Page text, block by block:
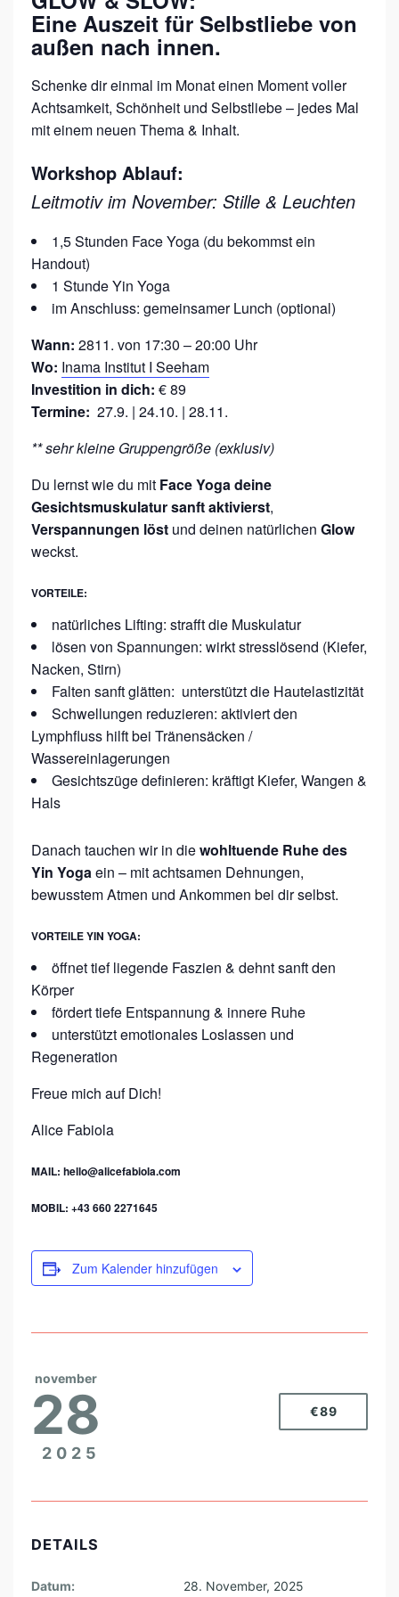
G
A
.
Eine Auszeit für Selbstliebe von
außen nach innen.
Schenke dir einmal im Monat einen Moment voller
Achtsamkeit, Schönheit und Selbstliebe – jedes Mal
mit einem neuen Thema & Inhalt.
Workshop Ablauf:
Leitmotiv im November: Stille & Leuchten
1,5 Stunden Face Yoga (du bekommst ein
Handout)
1 Stunde Yin Yoga
im Anschluss: gemeinsamer Lunch (optional)
Wann: 2811. von 17:30 – 20:00 Uhr
Wo: Inama Institut I Seeham
Investition in dich: € 89
Termine: 27.9. | 24.10. | 28.11.
** sehr kleine Gruppengröße (exklusiv)
Du lernst wie du mit Face Yoga deine
Gesichtsmuskulatur sanft aktivierst,
Verspannungen löst und deinen natürlichen Glow
weckst.
VORTEILE:
natürliches Lifting: strafft die Muskulatur
lösen von Spannungen: wirkt stresslösend (Kiefer,
Nacken, Stirn)
Falten sanft glätten: unterstützt die Hautelastizität
Schwellungen reduzieren: aktiviert den
Lymphfluss hilft bei Tränensäcken /
Wassereinlagerungen
Gesichtszüge definieren: kräftigt Kiefer, Wangen &
Hals
Danach tauchen wir in diewohltuende Ruhe des
Yin Yogaein – mit achtsamen Dehnungen,
bewusstem Atmen und Ankommen bei dir selbst.
VORTEILE YIN YOGA:
öffnet tief liegende Faszien & dehnt sanft den
Körper
fördert tiefe Entspannung & innere Ruhe
unterstützt emotionales Loslassen und
Regeneration
Freue mich auf Dich!
Alice Fabiola
MAIL: hello@alicefabiola.com
MOBIL: +43 660 2271645
Zum Kalender hinzufügen
november
28
2025
€89
DETAILS
Datum: 28. November, 2025